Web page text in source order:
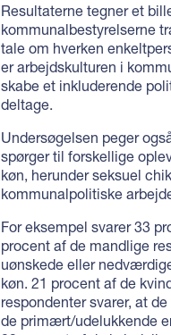
Resultaterne tegner et
kommunalbestyrelserne
tale om hverken
er arbejdskulturen i
skabe et inkluderende
deltage.
Undersøgelsen peger
spørger til forskellige
køn, herunder seksuel
kommunalpolitiske
For eksempel svarer 33
procent af de mandlige
uønskede eller
køn. 21 procent af de
respondenter svarer, at
de primært/udelukkende